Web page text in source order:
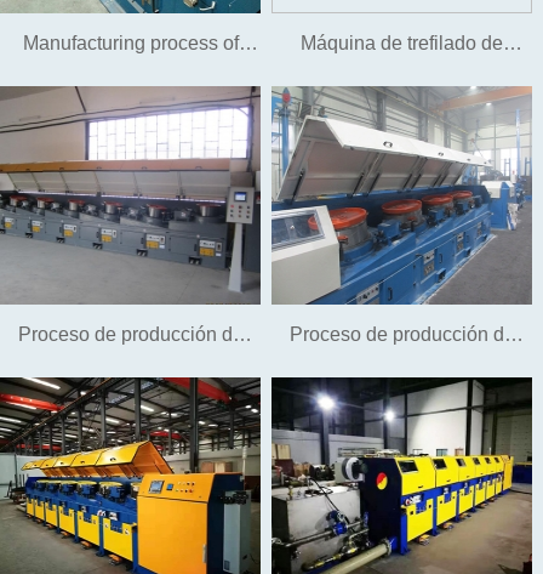
Manufacturing process of
nailing steel wire and no-
wash nail wire
Máquina de trefilado de
alambre de troquel refrigerado
por agua
Proceso de producción de
alambre de suspensión
Proceso de producción de
alambre de tornillo